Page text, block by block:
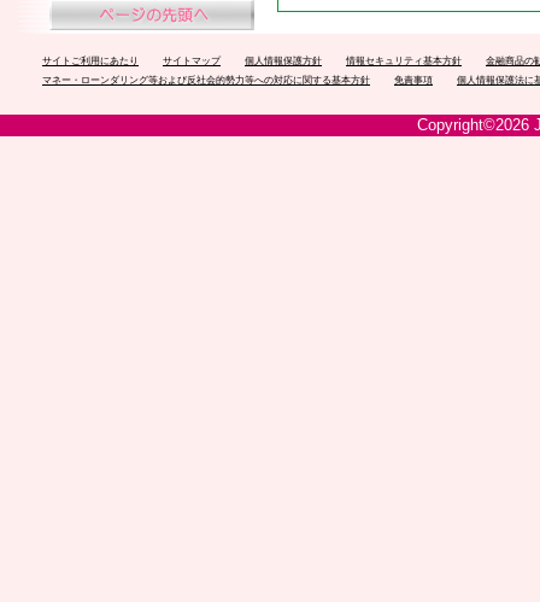
サイトご利用にあたり サイトマップ 個人情報保護方針 情報セキュリティ基本方針
金融商品の
マネー・ローンダリング等および反社会的勢力等への対応に関する基本方針
免責事項 個人情報保護法に
Copyright©2026